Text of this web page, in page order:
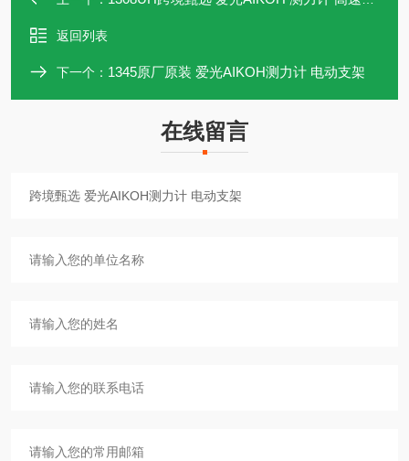
返回列表
下一个： 1345原厂原装 爱光AIKOH测力计 电动支架
在线留言